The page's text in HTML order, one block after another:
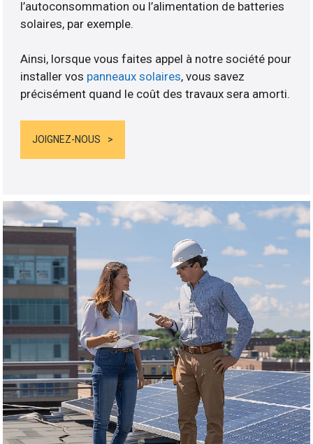
l’autoconsommation ou l’alimentation de batteries
solaires, par exemple.
Ainsi, lorsque vous faites appel à notre société pour
installer vos panneaux solaires, vous savez
précisément quand le coût des travaux sera amorti.
JOIGNEZ-NOUS